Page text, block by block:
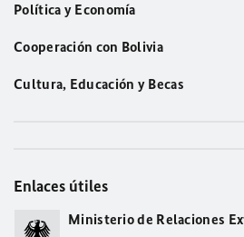
Política y Economía
Cooperación con Bolivia
Cultura, Educación y Becas
Enlaces útiles
Ministerio de Relaciones